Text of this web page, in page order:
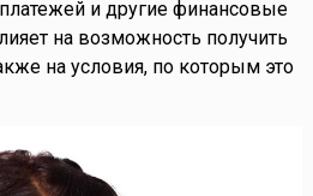
и другие финансовые
на возможность получить
на условия, по которым это